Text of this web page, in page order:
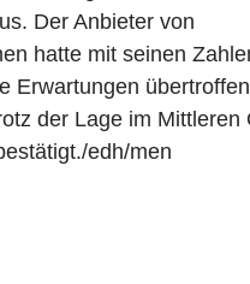
Der Anbieter von
hatte mit seinen
Erwartungen
der Lage im Mittleren
edh/men